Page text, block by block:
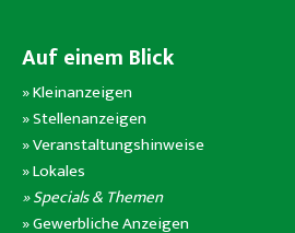
Auf einem Blick
»Kleinanzeigen
»Stellenanzeigen
»Veranstaltungshinweise
»Lokales
» Specials & Themen
»Gewerbliche Anzeigen